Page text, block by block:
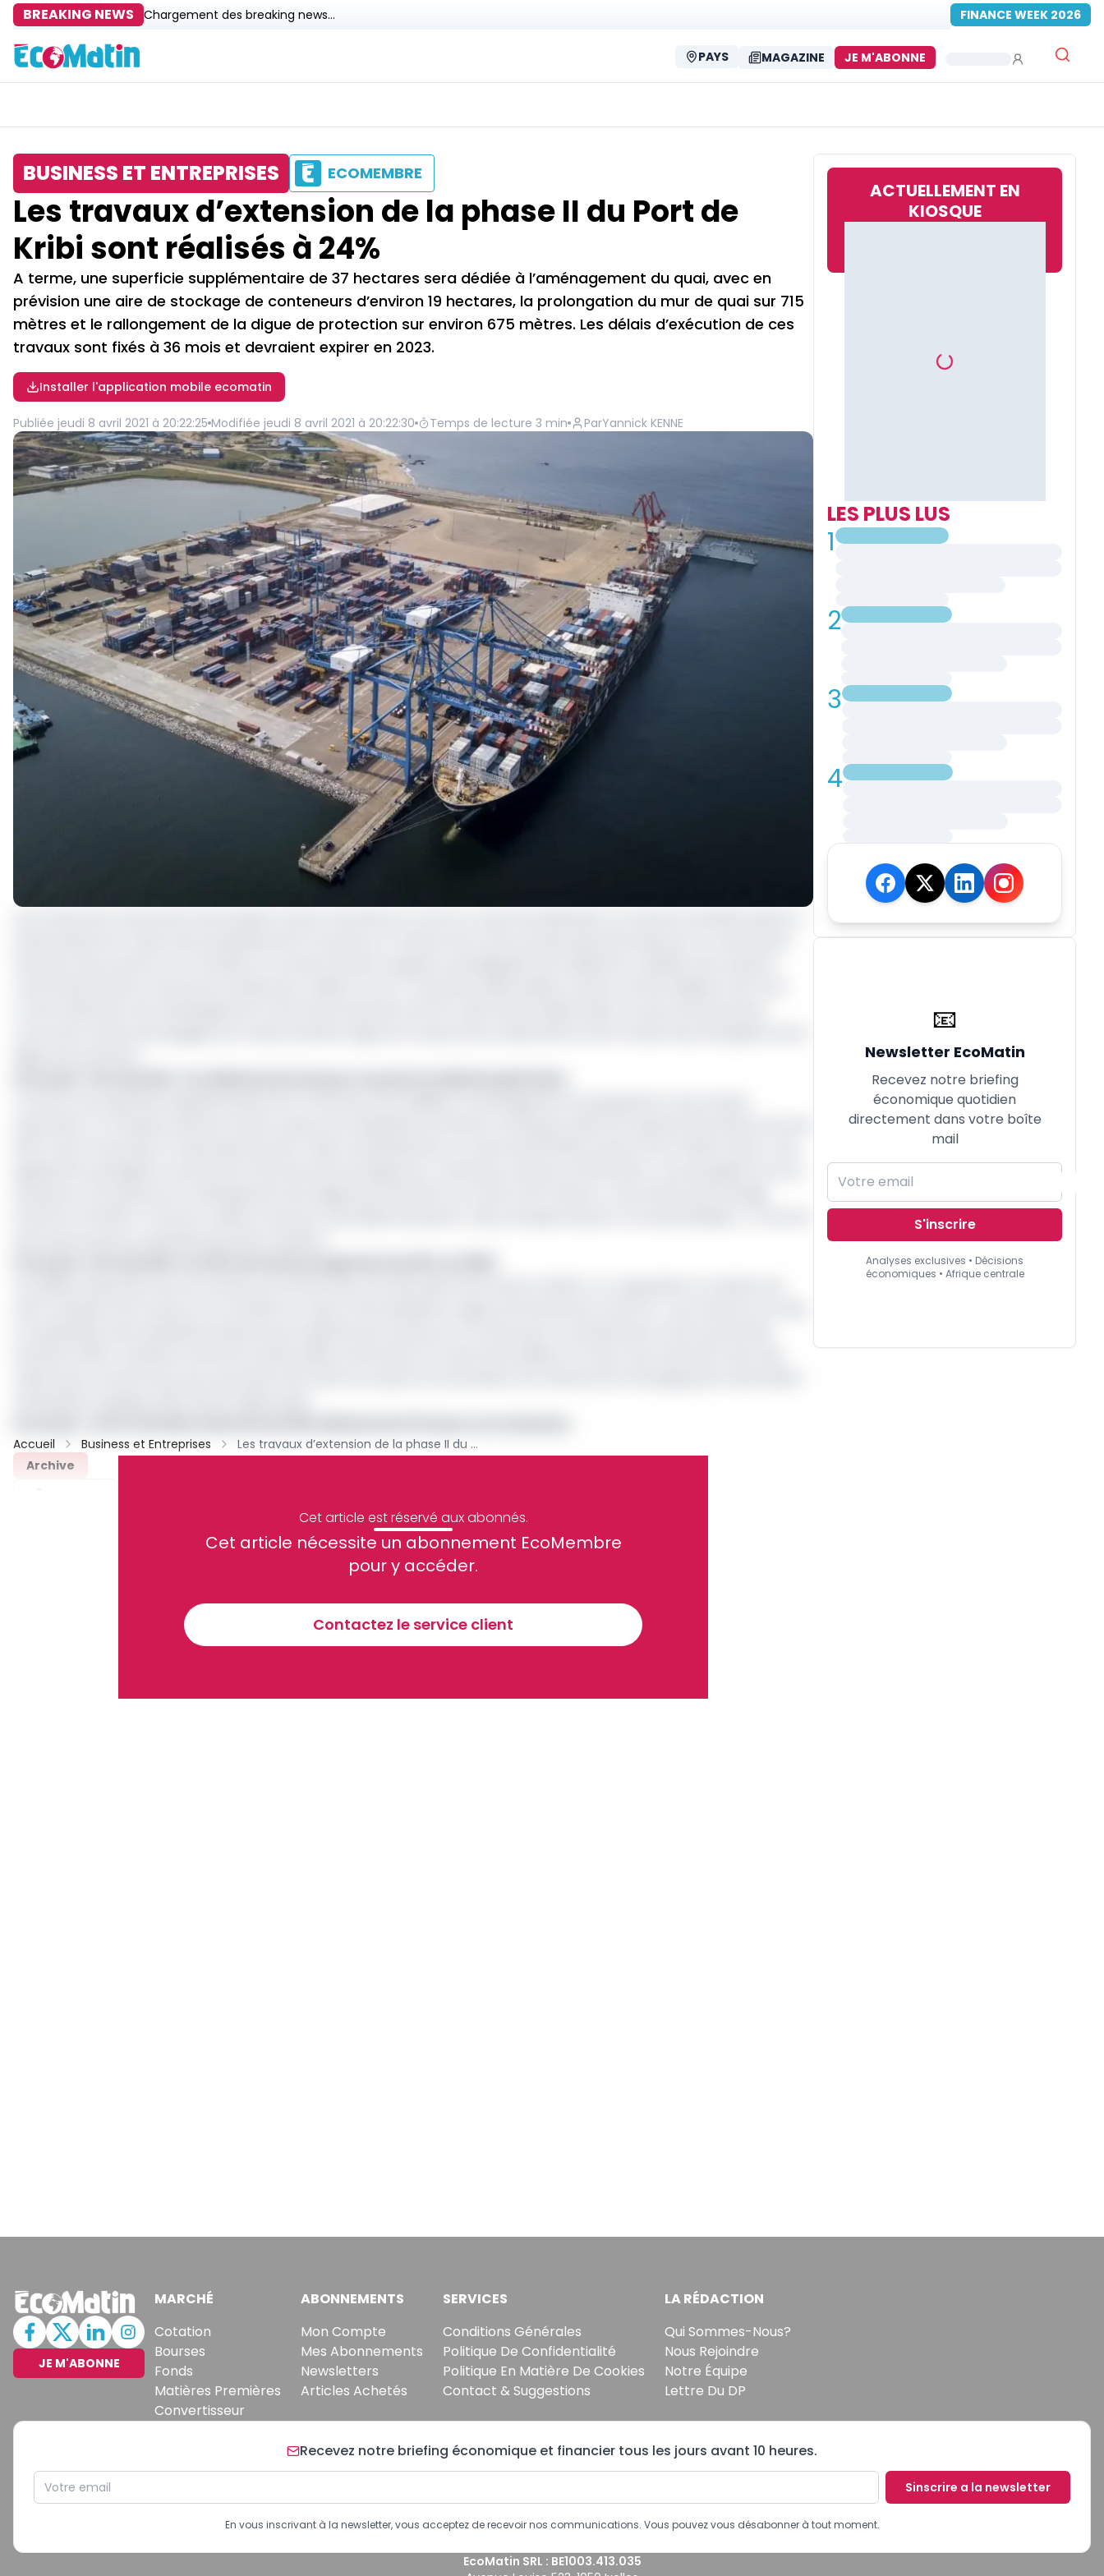
BREAKING NEWS Chargement des breaking news... FINANCE WEEK 2026
PAYS MAGAZINE JE M'ABONNE
BUSINESS ET ENTREPRISES ECOMEMBRE
Les travaux d’extension de la phase II du Port de
Kribi sont réalisés à 24%
A terme, une superficie supplémentaire de 37 hectares sera dédiée à l’aménagement du quai, avec en
prévision une aire de stockage de conteneurs d’environ 19 hectares, la prolongation du mur de quai sur 715
mètres et le rallongement de la digue de protection sur environ 675 mètres. Les délais d’exécution de ces
travaux sont fixés à 36 mois et devraient expirer en 2023.
Installer l'application mobile ecomatin
Publiée jeudi 8 avril 2021 à 20:22:25 Modifiée jeudi 8 avril 2021 à 20:22:30 Temps de lecture 3 min ParYannick KENNE
Cet article est réservé aux abonnés.
Cet article nécessite un abonnement EcoMembre
pour y accéder.
Contactez le service client
Accueil Business et Entreprises
Les travaux d’extension de la phase II du Port de Kribi sont réalisés à 24%
Archive
Recevez notre briefing économique et financier tous les jours avant 10 heures.
Sinscrire a la newsletter
En vous inscrivant à la newsletter, vous acceptez de recevoir nos communications. Vous pouvez vous désabonner à tout moment.
ACTUELLEMENT EN
KIOSQUE
LES PLUS LUS
1
2
3
4
📧
Newsletter EcoMatin
Recevez notre briefing
économique quotidien
directement dans votre boîte
mail
S'inscrire
Analyses exclusives • Décisions
économiques • Afrique centrale
JE M'ABONNE
MARCHÉ
Cotation
Bourses
Fonds
Matières Premières
Convertisseur
ABONNEMENTS
Mon Compte
Mes Abonnements
Newsletters
Articles Achetés
SERVICES
Conditions Générales
Politique De Confidentialité
Politique En Matière De Cookies
Contact & Suggestions
LA RÉDACTION
Qui Sommes-Nous?
Nous Rejoindre
Notre Équipe
Lettre Du DP
Recevez notre briefing économique et financier tous les jours avant 10 heures.
Sinscrire a la newsletter
En vous inscrivant à la newsletter, vous acceptez de recevoir nos communications. Vous pouvez vous désabonner à tout moment.
EcoMatin SRL : BE1003.413.035